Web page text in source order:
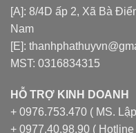
[A]: 8/4D ấp 2, Xã Bà
Nam
[E]:
MST: 0316834315
HỖ TRỢ KINH DOANH
+ 0976.753.470 ( MS.
+ 0977.40.98.90 ( Hotline